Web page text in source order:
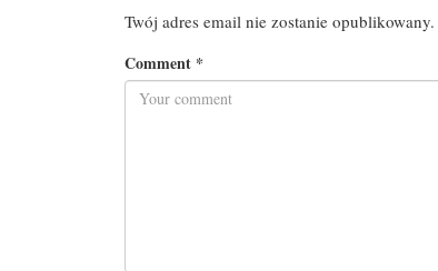
Twój adres email nie zostanie opublikowany.
Comment *